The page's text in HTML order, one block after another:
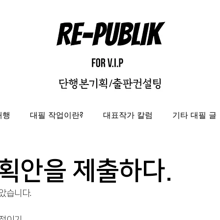
대필 작업이란? 대표작가 칼럼 기타 대필 글
도록제작대행
안을 제출하다.
습니다.